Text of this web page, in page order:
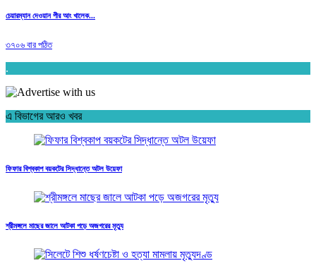
চেয়ারম্যান দেওয়ান পীর আং খালেক...
৩৭০৬ বার পঠিত
.
এ বিভাগের আরও খবর
ফিফার বিশ্বকাপ বয়কটের সিদ্ধান্তে অটল উয়েফা
শ্রীমঙ্গলে মাছের জালে আটকা পড়ে অজগরের মৃত্যু